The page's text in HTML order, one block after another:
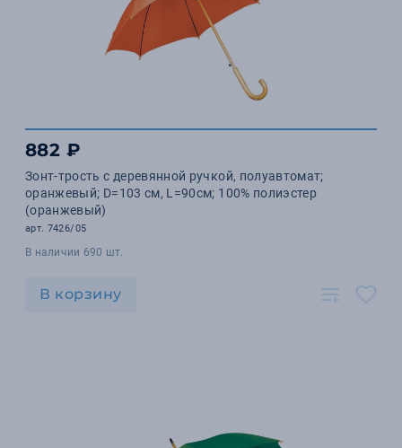
882 ₽
Зонт-трость с деревянной ручкой, полуавтомат;
оранжевый; D=103 см, L=90см; 100% полиэстер
(оранжевый)
арт. 7426/05
В наличии 690 шт.
В корзину